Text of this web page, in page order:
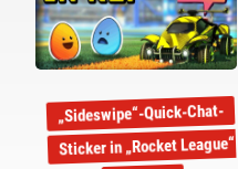
„Sideswipe“-Quick-Chat-
Sticker in „Rocket League“